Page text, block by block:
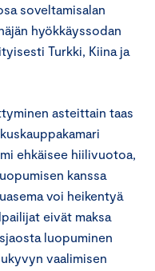
soveltamisalan
hyökkäyssodan
Turkki, Kiina ja
asteittain taas
ehkäisee hiilivuotoa,
kanssa
voi heikentyä
eivät maksa
luopuminen
vaalimisen